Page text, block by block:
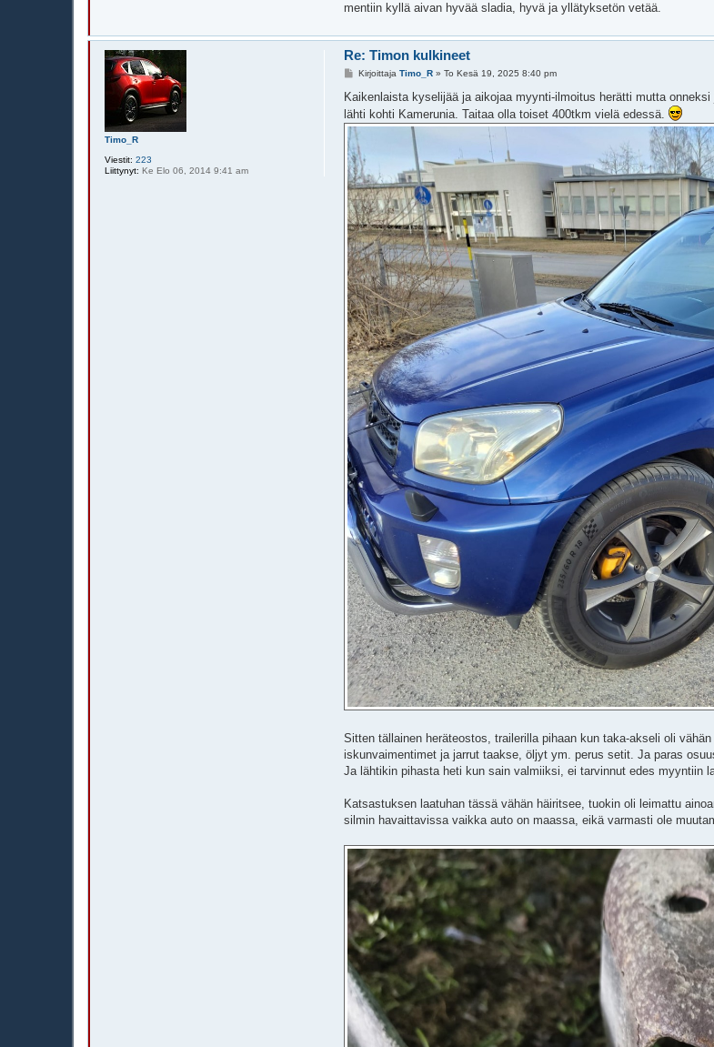
mentiin kyllä aivan hyvää sladia, hyvä ja yllätyksetön vetää.
Timo_R
Viestit: 223
Liittynyt: Ke Elo 06, 2014 9:41 am
Re: Timon kulkineet
V
e
t
i
KirjoittajaTimo_R »To Kesä 19, 2025 8:40 pm
Kaikenlaista kyselijää ja aikojaa myynti-ilmoitus herätti mutta
lähti kohti Kamerunia. Taitaa olla toiset 400tkm vielä edessä.
Sitten tällainen heräteostos, trailerilla pihaan kun taka-akseli oli
iskunvaimentimet ja jarrut taakse, öljyt ym. perus setit. Ja paras
Ja lähtikin pihasta heti kun sain valmiiksi, ei tarvinnut edes myyntiin
Katsastuksen laatuhan tässä vähän häiritsee, tuokin oli leimattu
silmin havaittavissa vaikka auto on maassa, eikä varmasti ole